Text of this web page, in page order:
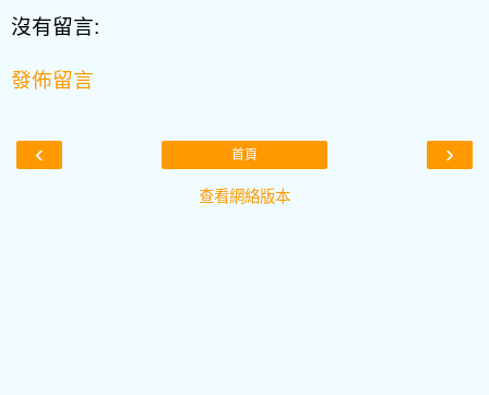
沒有留言:
發佈留言
‹ ›
首頁
查看網絡版本